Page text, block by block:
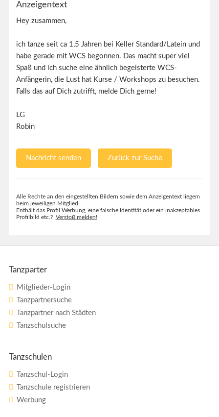
Anzeigentext
Hey zusammen,
ich tanze seit ca 1,5 Jahren bei Keller Standard/Latein und
habe gerade mit WCS begonnen. Das macht super viel
Spaß und ich suche eine ähnlich begeisterte WCS-
Anfängerin, die Lust hat Kurse / Workshops zu besuchen.
Falls das auf Dich zutrifft, melde Dich gerne!
LG
Robin
Nachricht senden Zurück zur Suche
Alle Rechte an den eingestellten Bildern sowie dem Anzeigentext liegem
beim jeweiligen Mitglied.
Enthält das Profil Werbung, eine falsche Identität oder ein inakzeptables
Profilbild etc.? Verstoß melden!
Tanzparter
Mitglieder-Login
Tanzpartnersuche
Tanzpartner nach Städten
Tanzschulsuche
Tanzschulen
Tanzschul-Login
Tanzschule registrieren
Werbung